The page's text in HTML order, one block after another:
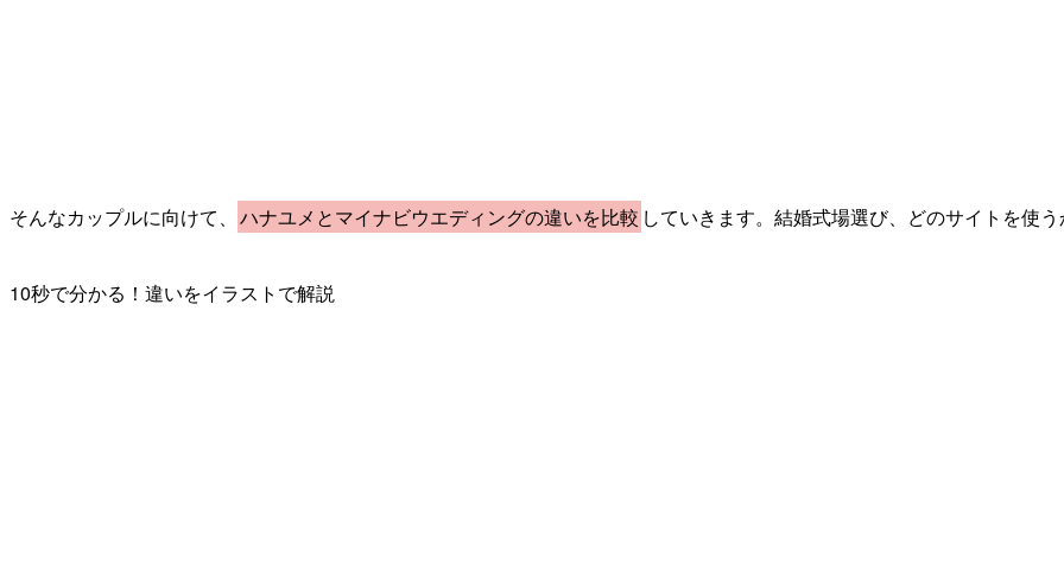
そんなカップルに向けて、 ハナユメとマイナビウエディングの違いを比較 していきます。結婚式場選び、どのサイトを使
10秒で分かる！違いをイラストで解説